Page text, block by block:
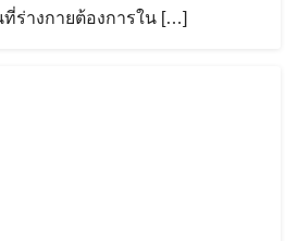
ร่างกายต้องการใน […]